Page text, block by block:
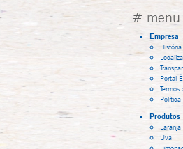
# menu
Empresa
História
Portal
Termos
Política
Produtos
Laranja
Uva